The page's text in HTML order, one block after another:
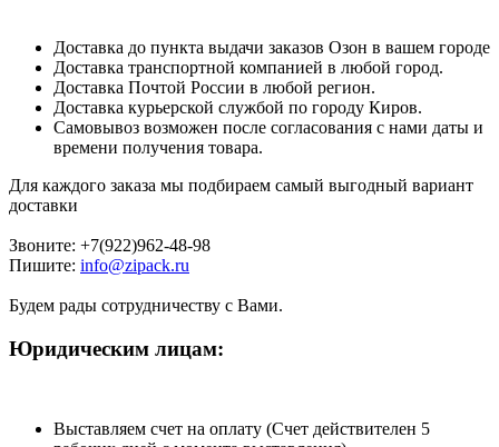
Доставка до пункта выдачи заказов Озон в вашем городе
Доставка транспортной компанией в любой город.
Доставка Почтой России в любой регион.
Доставка курьерской службой по городу Киров.
Самовывоз возможен после согласования с нами даты и
времени получения товара.
Для каждого заказа мы подбираем самый выгодный вариант
доставки
Звоните: +7(922)962-48-98
Пишите: info@zipack.ru
Будем рады сотрудничеству с Вами.
Юридическим лицам:
Выставляем счет на оплату (Счет действителен 5